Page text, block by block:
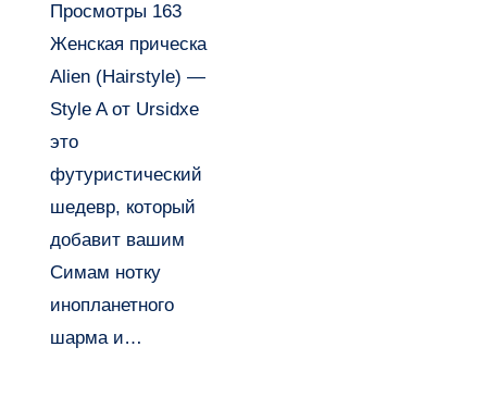
(Hairstyle)
— Style A
от Ursidxe
Просмотры 163
Женская прическа
Alien (Hairstyle) —
Style A от Ursidxe
это
футуристический
шедевр, который
добавит вашим
Симам нотку
инопланетного
шарма и…